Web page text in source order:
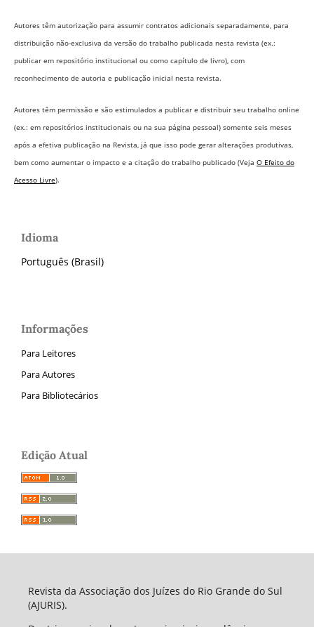
Autores têm autorização para assumir contratos adicionais separadamente, para
distribuição não-exclusiva da versão do trabalho publicada nesta revista (ex.:
publicar em repositório institucional ou como capítulo de livro), com
reconhecimento de autoria e publicação inicial nesta revista.
Autores têm permissão e são estimulados a publicar e distribuir seu trabalho online
(ex.: em repositórios institucionais ou na sua página pessoal) somente seis meses
após a efetiva publicação na Revista, já que isso pode gerar alterações produtivas,
bem como aumentar o impacto e a citação do trabalho publicado (Veja O Efeito do
Acesso Livre).
Idioma
Português (Brasil)
Informações
Para Leitores
Para Autores
Para Bibliotecários
Edição Atual
Revista da Associação dos Juízes do Rio Grande do Sul
(AJURIS).